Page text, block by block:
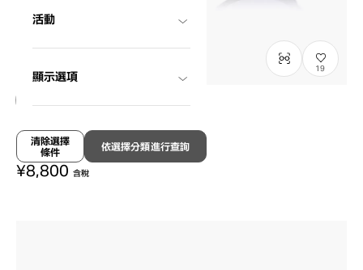
活動
顯示選項
依選擇分類進行查詢
清除選擇
條件
19
OWNDAYS | SUN
SUN2128M-6S / Size: XL
¥8,800 含稅